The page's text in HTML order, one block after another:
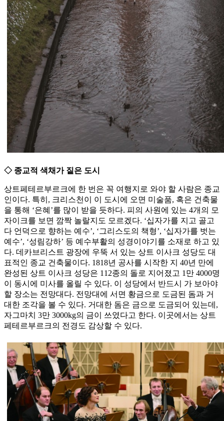
◇ 종교적 색채가 짙은 도시
상트페테르부르크에 한 번은 꼭 여행지로 와야 할 사람은 종교
인이다. 특히, 크리스천이 이 도시에 오면 미술품, 혹은 건축물
을 통해 ‘은혜’를 많이 받을 듯하다. 피의 사원에 있는 4개의 모
자이크를 보면 깜짝 놀랄지도 모르겠다. ‘십자가를 지고 골고
다 언덕으로 향하는 예수’, ‘그리스도의 책형’, ‘십자가를 벗는
예수’, ‘성림강하’ 등 예수부활의 성경이야기를 소재로 하고 있
다. 데카브리스트 광장에 우뚝 서 있는 상트 이사크 성당도 대
표적인 종교 건축물이다. 1818년 공사를 시작한 지 40년 만에
완성된 상트 이사크 성당은 112종의 돌로 지어졌고 1만 4000명
이 동시에 미사를 올릴 수 있다. 이 성당에서 반드시 가 보아야
할 장소는 전망대다. 전망대에 서면 황금으로 도금된 돔과 거
대한 조각을 볼 수 있다. 거대한 돔은 금으로 도금되어 있는데,
자그마치 3만 3000kg의 금이 쓰였다고 한다. 이곳에서는 상트
페테르부르크의 전경도 감상할 수 있다.